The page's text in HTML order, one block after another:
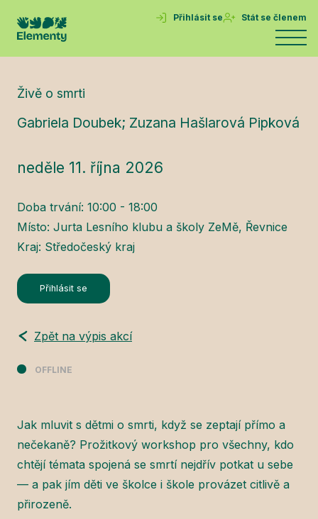
Přihlásit se Stát se členem
Živě o smrti
Gabriela Doubek; Zuzana Hašlarová Pipková
neděle 11. října 2026
Doba trvání: 10:00 - 18:00
Místo: Jurta Lesního klubu a školy ZeMě, Řevnice
Kraj: Středočeský kraj
Přihlásit se
Zpět na výpis akcí
OFFLINE
Jak mluvit s dětmi o smrti, když se zeptají přímo a
nečekaně? Prožitkový workshop pro všechny, kdo
chtějí témata spojená se smrtí nejdřív potkat u sebe
— a pak jím děti ve školce i škole provázet citlivě a
přirozeně.